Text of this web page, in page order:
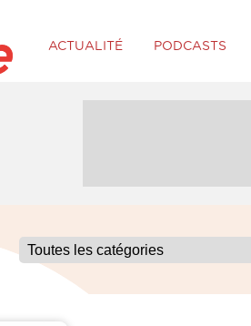
ACTUALITÉ PODCASTS